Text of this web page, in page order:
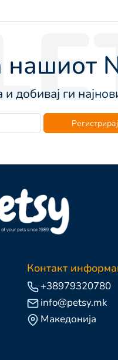
нашиот
и добивај ги
Контакт
+38979320780
info@petsy.mk
Македонија